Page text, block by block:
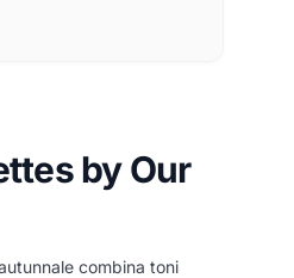
by Our
combina toni